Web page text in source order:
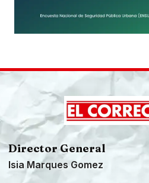
Director General
Isia Marques Gomez